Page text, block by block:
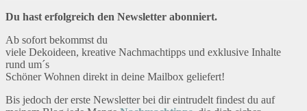
Du hast erfolgreich den Newsletter abonniert.
Ab sofort bekommst du
viele Dekoideen, kreative Nachmachtipps und exklusive Inhalte
rund um´s
Schöner Wohnen direkt in deine Mailbox geliefert!
Bis jedoch der erste Newsletter bei dir eintrudelt findest du auf